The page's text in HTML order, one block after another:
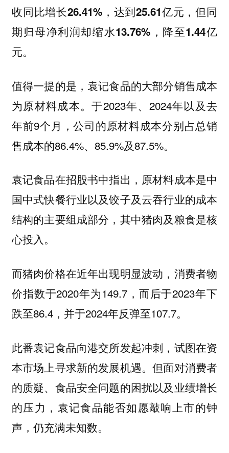
收同比增长26.41%，达到25.61亿元，但同
期归母净利润却缩水13.76%，降至1.44亿
元。
值得一提的是，袁记食品的大部分销售成本
为原材料成本。于2023年、2024年以及去
年前9个月，公司的原材料成本分别占总销
售成本的86.4%、85.9%及87.5%。
袁记食品在招股书中指出，原材料成本是中
国中式快餐行业以及饺子及云吞行业的成本
结构的主要组成部分，其中猪肉及粮食是核
心投入。
而猪肉价格在近年出现明显波动，消费者物
价指数于2020年为149.7，而后于2023年下
跌至86.4，并于2024年反弹至107.7。
此番袁记食品向港交所发起冲刺，试图在资
本市场上寻求新的发展机遇。但面对消费者
的质疑、食品安全问题的困扰以及业绩增长
的压力，袁记食品能否如愿敲响上市的钟
声，仍充满未知数。